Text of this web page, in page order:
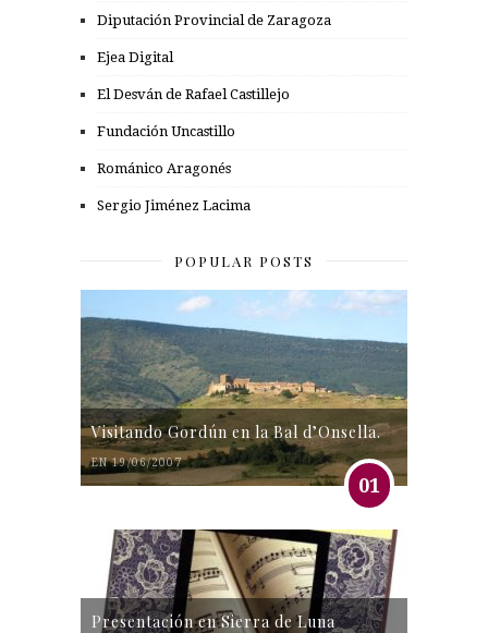
Diputación Provincial de Zaragoza
Ejea Digital
El Desván de Rafael Castillejo
Fundación Uncastillo
Románico Aragonés
Sergio Jiménez Lacima
POPULAR POSTS
Visitando Gordún en la Bal d’Onsella.
EN 19/06/2007
01
Presentación en Sierra de Luna